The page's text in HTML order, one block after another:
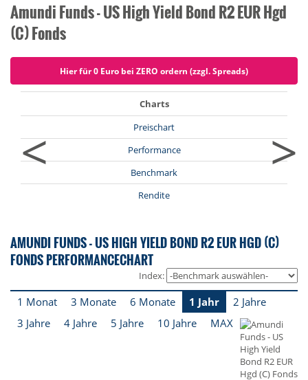
Amundi Funds - US High Yield Bond R2 EUR Hgd
(C) Fonds
Hier für 0 Euro bei ZERO ordern (zzgl. Spreads)
<
Charts
Preischart
Performance
Benchmark
Rendite
>
AMUNDI FUNDS - US HIGH YIELD BOND R2 EUR HGD (C)
FONDS PERFORMANCECHART
Index:
1 Monat 3 Monate 6 Monate 1 Jahr
2 Jahre
3 Jahre
4 Jahre 5 Jahre 10 Jahre MAX